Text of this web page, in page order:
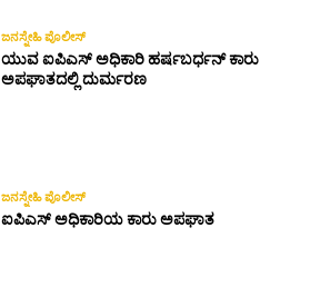
ಜನಸ್ನೇಹಿ ಪೊಲೀಸ್
ಯುವ ಐಪಿಎಸ್ ಅಧಿಕಾರಿ ಹರ್ಷಬರ್ಧನ್ ಕಾರು
ಅಪಘಾತದಲ್ಲಿ ದುರ್ಮರಣ
ಜನಸ್ನೇಹಿ ಪೊಲೀಸ್
ಐಪಿಎಸ್ ಅಧಿಕಾರಿಯ ಕಾರು ಅಪಘಾತ